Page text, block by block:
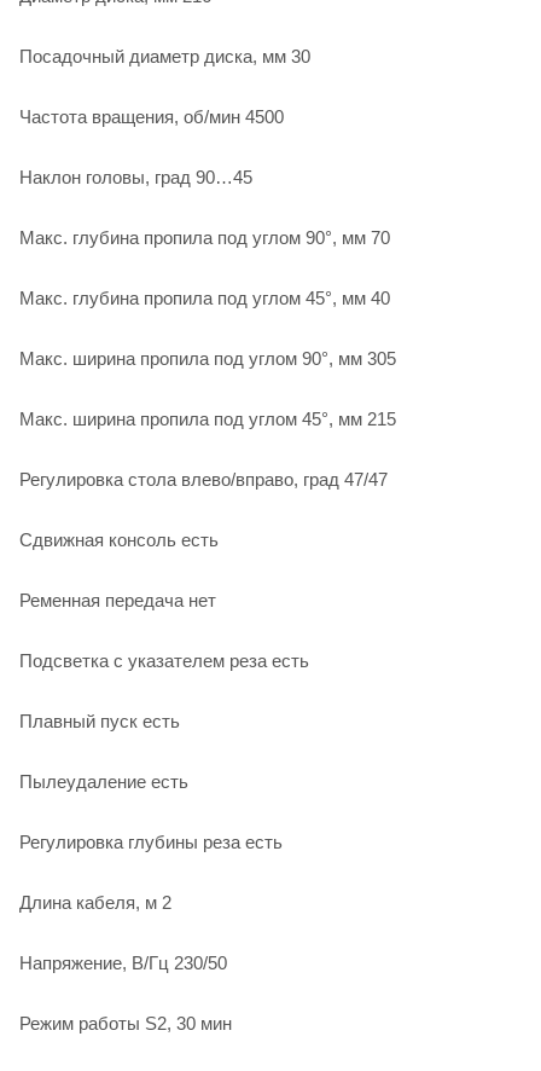
Посадочный диаметр диска, мм 30
Частота вращения, об/мин 4500
Наклон головы, град 90…45
Макс. глубина пропила под углом 90°, мм 70
Макс. глубина пропила под углом 45°, мм 40
Макс. ширина пропила под углом 90°, мм 305
Макс. ширина пропила под углом 45°, мм 215
Регулировка стола влево/вправо, град 47/47
Сдвижная консоль есть
Ременная передача нет
Подсветка с указателем реза есть
Плавный пуск есть
Пылеудаление есть
Регулировка глубины реза есть
Длина кабеля, м 2
Напряжение, В/Гц 230/50
Режим работы S2, 30 мин